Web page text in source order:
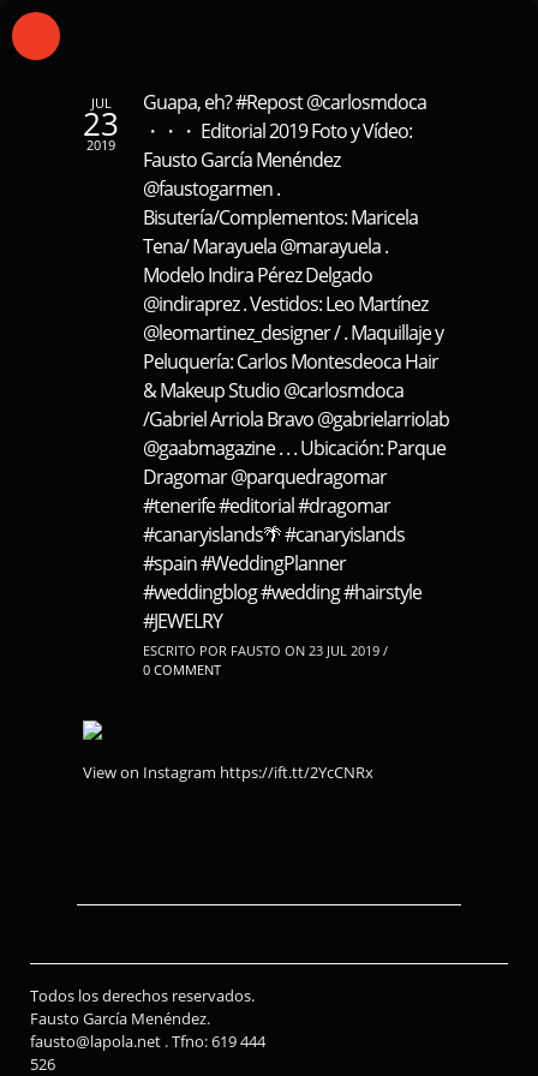
JUL
23
2019
Guapa, eh? #Repost @carlosmdoca
・・・ Editorial 2019 Foto y Vídeo:
Fausto García Menéndez
@faustogarmen .
Bisutería/Complementos: Maricela
Tena/ Marayuela @marayuela .
Modelo Indira Pérez Delgado
@indiraprez . Vestidos: Leo Martínez
@leomartinez_designer / . Maquillaje y
Peluquería: Carlos Montesdeoca Hair
& Makeup Studio @carlosmdoca
/Gabriel Arriola Bravo @gabrielarriolab
@gaabmagazine . . . Ubicación: Parque
Dragomar @parquedragomar
#tenerife #editorial #dragomar
#canaryislands🌴 #canaryislands
#spain #WeddingPlanner
#weddingblog #wedding #hairstyle
#JEWELRY
ESCRITO POR FAUSTO ON 23 JUL 2019 /
0 COMMENT
View on Instagram https://ift.tt/2YcCNRx
Todos los derechos reservados.
Fausto García Menéndez.
fausto@lapola.net . Tfno: 619 444
526